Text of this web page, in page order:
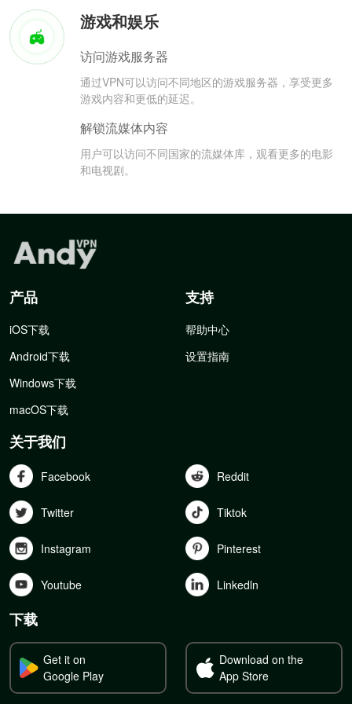
游戏和娱乐
访问游戏服务器
通过VPN可以访问不同地区的游戏服务器，享受更多
游戏内容和更低的延迟。
解锁流媒体内容
用户可以访问不同国家的流媒体库，观看更多的电影
和电视剧。
产品
iOS下载
Android下载
Windows下载
macOS下载
支持
帮助中心
设置指南
关于我们
Facebook Reddit
Twitter Tiktok
Instagram Pinterest
Youtube Linkedln
下载
Get it on
Google Play
Download on the
App Store